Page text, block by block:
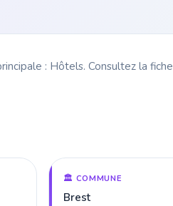
: Hôtels. Consultez la fiche
🏛️ COMMUNE
Brest